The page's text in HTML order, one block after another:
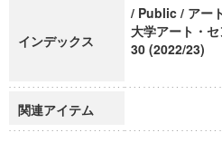
インデックス
/ Public / アー
大学アート・
30 (2022/23)
関連アイテム